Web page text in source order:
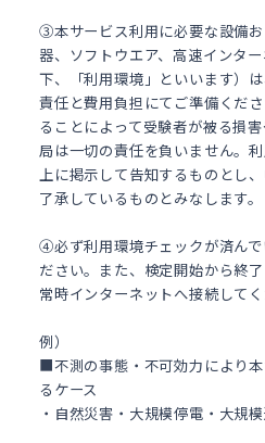
③本サービス利用に必要な設備
器、ソフトウエア、高速インタ
下、「利用環境」といいます）
責任と費用負担にてご準備くだ
ることによって受験者が被る損
局は一切の責任を負いません。
上に掲示して告知するものとし
了承しているものとみなします。
④必ず利用環境チェックが済ん
ださい。また、検定開始から終
常時インターネットへ接続してく
例）
■不測の事態・不可効力により
るケース
・自然災害・大規模停電・大規